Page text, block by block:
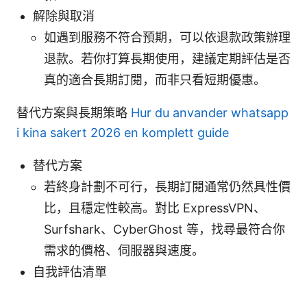
解除與取消
如遇到服務不符合預期，可以依退款政策辦理
退款。若你打算長期使用，建議定期評估是否
真的適合長期訂閱，而非只看短期優惠。
替代方案與長期策略 Hur du anvander whatsapp
i kina sakert 2026 en komplett guide
替代方案
若終身計劃不可行，長期訂閱通常仍然具性價
比，且穩定性較高。對比 ExpressVPN、
Surfshark、CyberGhost 等，找尋最符合你
需求的價格、伺服器與速度。
自我評估清單